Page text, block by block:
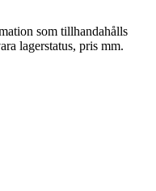
som tillhandahålls
lagerstatus, pris mm.